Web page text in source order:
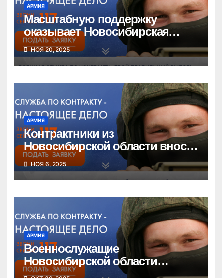
АРМИЯ
Масштабную поддержку
оказывает Новосибирская
область военнослужащим по
контракту
НОЯ 20, 2025
АРМИЯ
Контрактники из
Новосибирской области вносят
вклад в скорейшее выполнение
задач СВО
НОЯ 6, 2025
АРМИЯ
Военнослужащие
Новосибирской области
ежедневно получают награды